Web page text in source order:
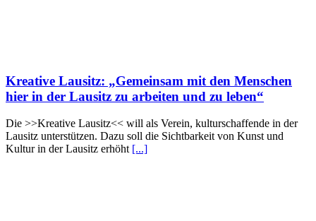
Kreative Lausitz: „Gemeinsam mit den Menschen
hier in der Lausitz zu arbeiten und zu leben“
Die >>Kreative Lausitz<< will als Verein, kulturschaffende in der
Lausitz unterstützen. Dazu soll die Sichtbarkeit von Kunst und
Kultur in der Lausitz erhöht [...]